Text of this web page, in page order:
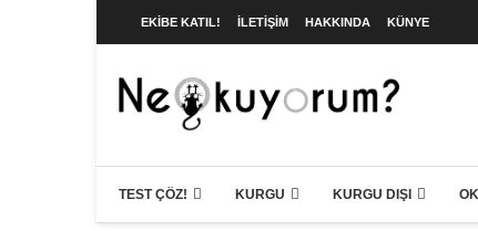
EKIBE KATIL! İLETIŞIM HAKKINDA KÜNYE
TEST ÇÖZ! KURGU KURGU DIŞI